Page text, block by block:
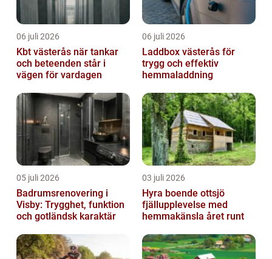
06 juli 2026
Kbt västerås när tankar
och beteenden står i
vägen för vardagen
06 juli 2026
Laddbox västerås för
trygg och effektiv
hemmaladdning
05 juli 2026
Badrumsrenovering i
Visby: Trygghet, funktion
och gotländsk karaktär
03 juli 2026
Hyra boende ottsjö
fjällupplevelse med
hemmakänsla året runt